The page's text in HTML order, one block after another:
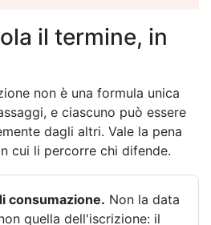
il termine, in
non è una formula unica
e ciascuno può essere
dagli altri. Vale la pena
cui li percorre chi difende.
consumazione. Non la data
quella dell'iscrizione: il